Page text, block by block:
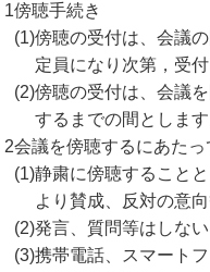
1傍聴手続き
(1)傍聴の受付は、会議
定員になり次第，受付
(2)傍聴の受付は、会議
するまでの間とします
2会議を傍聴するにあた
(1)静粛に傍聴すること
より賛成、反対の意
(2)発言、質問等はしない
(3)携帯電話、スマート